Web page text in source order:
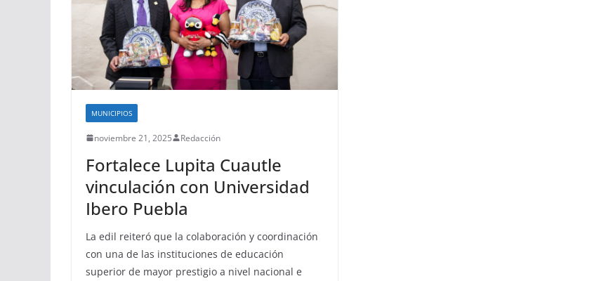
MUNICIPIOS
noviembre 21, 2025 Redacción
Fortalece Lupita Cuautle
vinculación con Universidad
Ibero Puebla
La edil reiteró que la colaboración y coordinación
con una de las instituciones de educación
superior de mayor prestigio a nivel nacional e